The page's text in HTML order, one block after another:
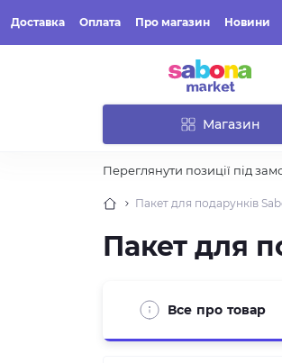
Доставка Оплата Про магазин Новини
Магазин
Переглянути позиції під
Пакет для подарунків
Пакет для
Все про товар